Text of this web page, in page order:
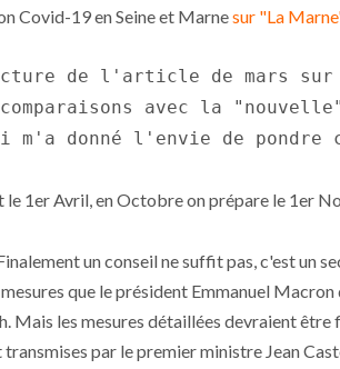
Covid-19 en Seine et Marnesur "La
de l'article de mars sur
avec la "nouvelle"
m'a donné l'envie de pondre
le 1er Avril, en Octobre on prépare le 1er
un conseil ne suffit pas, c'est un
que le président Emmanuel
Mais les mesures détaillées devraient être
transmises par le premier ministre Jean